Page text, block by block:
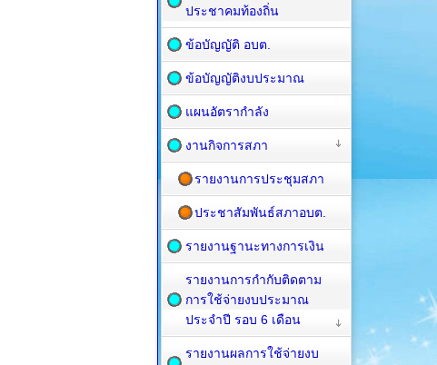
ประชาคมท้องถิ่น
ข้อบัญญัติ อบต.
ข้อบัญญัติงบประมาณ
แผนอัตรากำลัง
งานกิจการสภา
รายงานการประชุมสภา
ประชาสัมพันธ์สภาอบต.
รายงานฐานะทางการเงิน
รายงานการกำกับติดตาม
การใช้จ่ายงบประมาณ
ประจำปี รอบ 6 เดือน
รายงานผลการใช้จ่ายงบ